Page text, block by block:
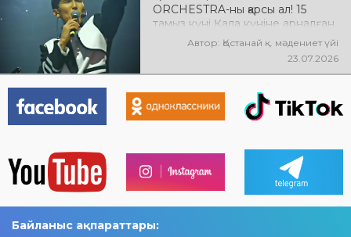
ORCHESTRA-ны қарсы ал! 15
тамыз күні Қала күніне арналған
мерекелік концертте NE
PROSTO ORCHESTRA өнер
көрсетеді! @ne_prosto_orchestra
Автор: Қостанай қ. мәдениет үйі
23.07.2026
Байланыс ақпараттары: